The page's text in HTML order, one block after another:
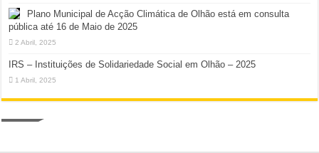
Plano Municipal de Acção Climática de Olhão está em consulta
pública até 16 de Maio de 2025
2 Abril, 2025
IRS – Instituições de Solidariedade Social em Olhão – 2025
1 Abril, 2025